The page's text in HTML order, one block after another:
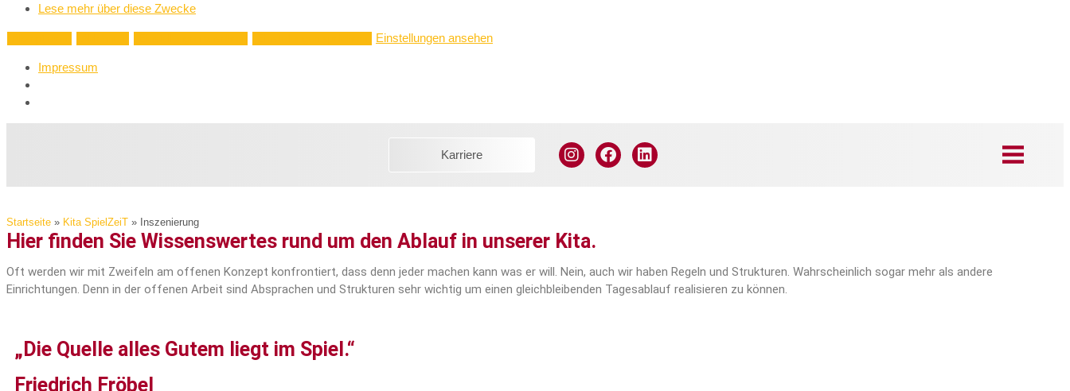
Lese mehr über diese Zwecke
Einstellungen ansehen
Impressum
Karriere
Startseite » Kita SpielZeiT » Inszenierung
Hier finden Sie Wissenswertes rund um den Ablauf in unserer Kita.
Oft werden wir mit Zweifeln am offenen Konzept konfrontiert, dass denn jeder machen kann was er will. Nein, auch wir haben Regeln und Strukturen. Wahrscheinlich sogar mehr als andere
Einrichtungen. Denn in der offenen Arbeit sind Absprachen und Strukturen sehr wichtig um einen gleichbleibenden Tagesablauf realisieren zu können.
„Die Quelle alles Gutem liegt im Spiel.“
Friedrich Fröbel